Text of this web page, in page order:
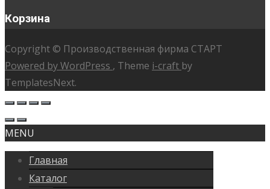
Корзина
Copyright © Производственная фирма СТАРТ
Powered by WordPress , Theme i-craft by
TemplatesNext.
MENU
Главная
Каталог